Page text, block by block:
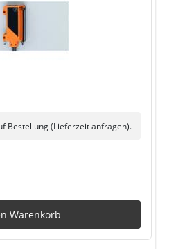
Bestellung (Lieferzeit anfragen).
Warenkorb